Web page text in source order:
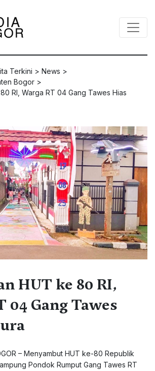
Terkini > News >
Bogor >
RI, Warga RT 04 Gang Tawes Hias
HUT ke 80 RI,
04 Gang Tawes
– Menyambut HUT ke-80 Republik
Pondok Rumput Gang Tawes RT